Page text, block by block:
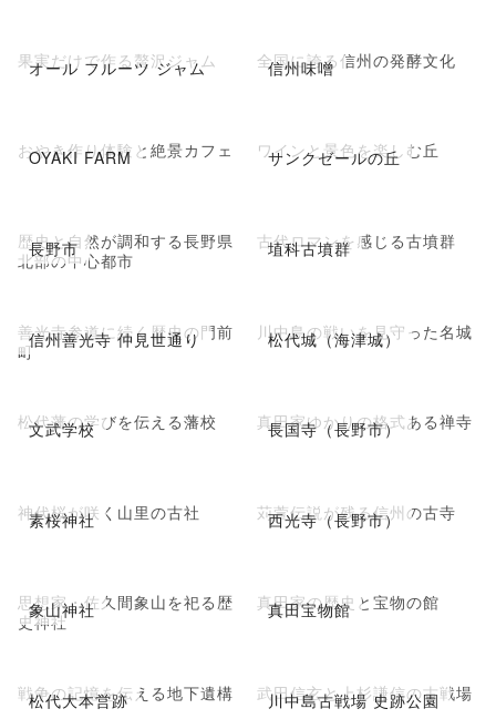
オール フルーツ ジャム
果実だけで作る贅沢ジャム 信州味噌
全国に誇る信州の発酵文化
OYAKI FARM
おやき作り体験と絶景カフェ サンクゼールの丘
ワインと景色を楽しむ丘
長野市
歴史と自然が調和する長野県
北部の中心都市
埴科古墳群
古代ロマンを感じる古墳群
信州善光寺 仲見世通り
善光寺参道に続く歴史の門前
町
松代城（海津城）
川中島の戦いを見守った名城
文武学校
松代藩の学びを伝える藩校 長国寺（長野市）
真田家ゆかりの格式ある禅寺
素桜神社
神代桜が咲く山里の古社 西光寺（長野市）
苅萱伝説が残る信州の古寺
象山神社
思想家・佐久間象山を祀る歴
史神社
真田宝物館
真田家の歴史と宝物の館
松代大本営跡
戦争の記憶を伝える地下遺構 川中島古戦場 史跡公園
武田信玄と上杉謙信の古戦場